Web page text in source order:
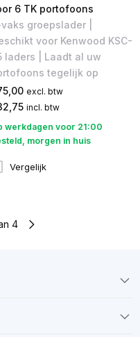
6 TK portofoons
groepslader |
voor Kenwood KSC-
laders | Laadt al uw
tegelijk op
excl. btw
incl. btw
werkdagen voor 21:00
morgen in huis
Vergelijk
4